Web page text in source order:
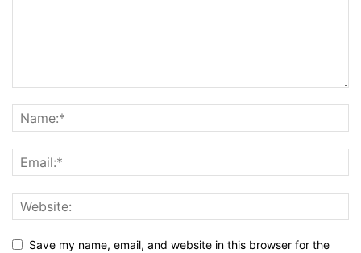
Save my name, email, and website in this browser for the